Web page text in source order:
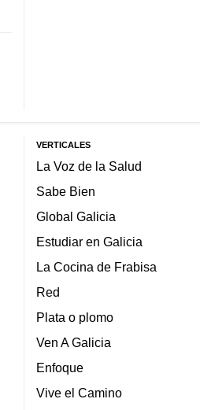
VERTICALES
La Voz de la Salud
Sabe Bien
Global Galicia
Estudiar en Galicia
La Cocina de Frabisa
Red
Plata o plomo
Ven A Galicia
Enfoque
Vive el Camino